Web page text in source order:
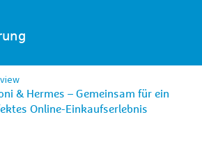
& Hermes – Gemeinsam für ein
Online-Einkaufserlebnis